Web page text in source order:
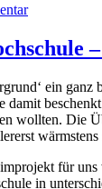
ein ganz
damit
wollten. Die
für
in